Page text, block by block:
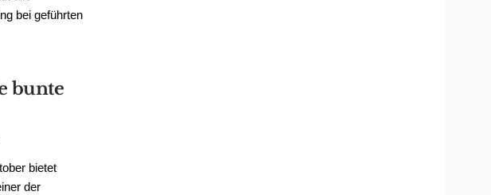
bei geführten
bunte
bietet
der